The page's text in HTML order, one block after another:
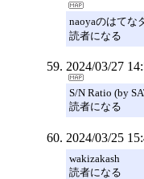
naoyaのはてな
読者になる
2024/03/27
S/N Ratio (by
読者になる
2024/03/25
wakizakash
読者になる